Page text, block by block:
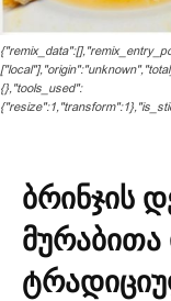
{},"tools_used":
ბრინჯის